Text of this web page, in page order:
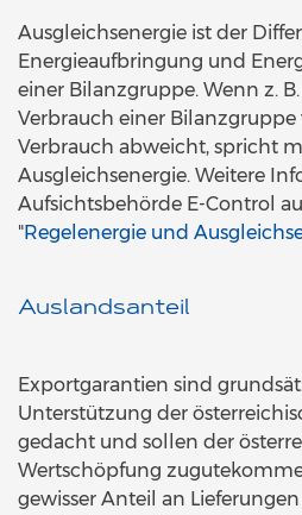
Ausgleichsenergie ist der
Energieaufbringung und
einer Bilanzgruppe. Wenn z.
Verbrauch einer
Verbrauch abweicht, spricht
Ausgleichsenergie. Weitere
Aufsichtsbehörde E-Control
"Regelenergie und
Auslandsanteil
Exportgarantien sind
Unterstützung der
gedacht und sollen der
Wertschöpfung
gewisser Anteil an